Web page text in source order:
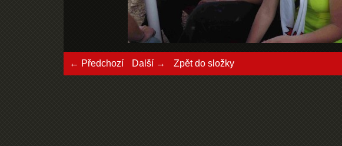
← Předchozí Další → Zpět do složky